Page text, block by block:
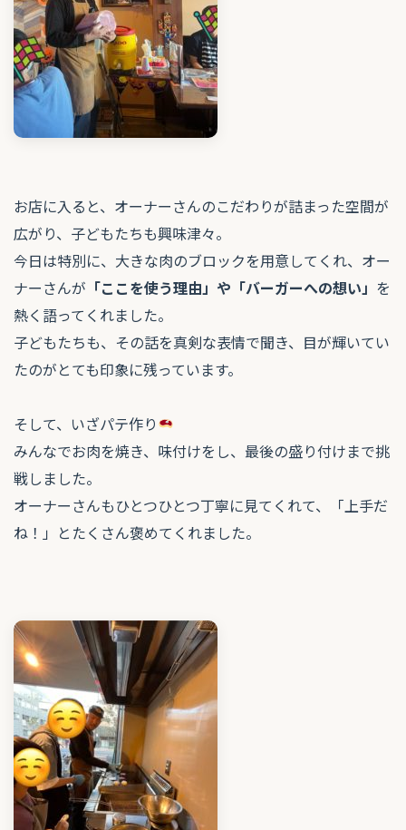
お店に入ると、 オーナーさんのこだわりが詰まった空間が
広がり、子どもたちも興味津々。
今日は特別に、大きな肉のブロックを用意してくれ、オー
ナーさんが 「ここを使う理由」や「バーガーへの想い」 を
熱く語ってくれました。
子どもたちも、その話を真剣な表情で聞き、目が輝いてい
たのがとても印象に残っています。
そして、いざパテ作り
みんなでお肉を焼き、味付けをし、最後の盛り付けまで挑
戦しました。
オーナーさんもひとつひとつ丁寧に見てくれて、「上手だ
ね！」とたくさん褒めてくれました。